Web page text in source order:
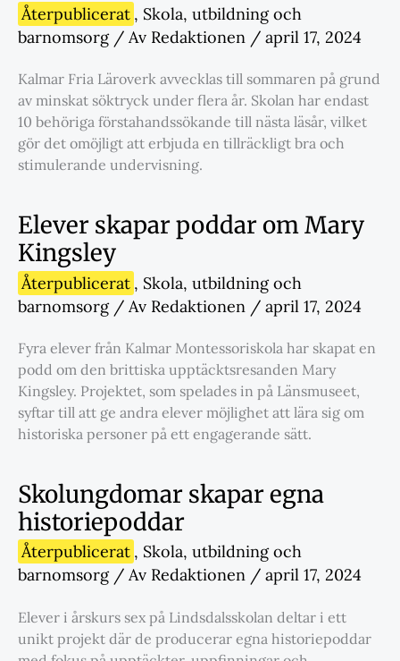
Återpublicerat , Skola, utbildning och
barnomsorg/ Av Redaktionen / april 17, 2024
Kalmar Fria Läroverk avvecklas till sommaren på grund
av minskat söktryck under flera år. Skolan har endast
10 behöriga förstahandssökande till nästa läsår, vilket
gör det omöjligt att erbjuda en tillräckligt bra och
stimulerande undervisning.
Elever skapar poddar om Mary
Kingsley
Återpublicerat , Skola, utbildning och
barnomsorg/ Av Redaktionen / april 17, 2024
Fyra elever från Kalmar Montessoriskola har skapat en
podd om den brittiska upptäcktsresanden Mary
Kingsley. Projektet, som spelades in på Länsmuseet,
syftar till att ge andra elever möjlighet att lära sig om
historiska personer på ett engagerande sätt.
Skolungdomar skapar egna
historiepoddar
Återpublicerat , Skola, utbildning och
barnomsorg/ Av Redaktionen / april 17, 2024
Elever i årskurs sex på Lindsdalsskolan deltar i ett
unikt projekt där de producerar egna historiepoddar